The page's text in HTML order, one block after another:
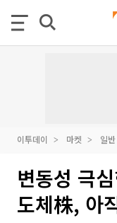
이투데이 마켓 일반
변동성 극
도체株, 아